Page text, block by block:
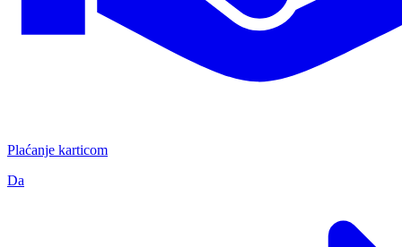
Plaćanje karticom
Da